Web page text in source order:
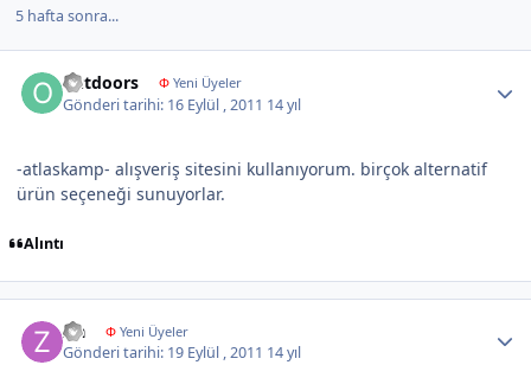
5 hafta sonra...
outdoors ΦYeni Üyeler
Gönderi tarihi: 16 Eylül , 2011 14 yıl
-atlaskamp- alışveriş sitesini kullanıyorum. birçok alternatif
ürün seçeneği sunuyorlar.
Alıntı
z.a ΦYeni Üyeler
Gönderi tarihi: 19 Eylül , 2011 14 yıl